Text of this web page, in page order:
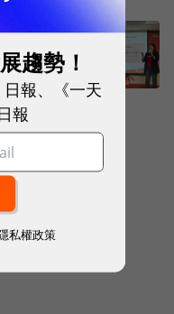
趨勢
套
趨勢！
報、《一天
報
私權政策